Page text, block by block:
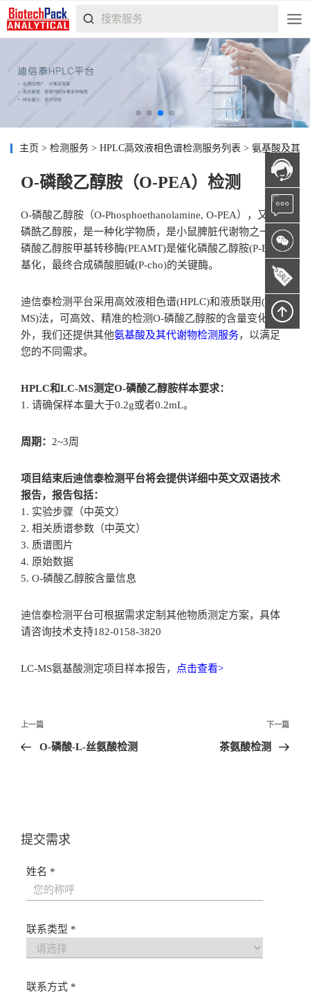
主页 > 检测服务 > HPLC高效液相色谱检测服务列表 > 氨基酸及其
O-磷酸乙醇胺（O-PEA）检测
O-磷酸乙醇胺（O-Phosphoethanolamine, O-PEA），又称为
磷酰乙醇胺，是一种化学物质，是小鼠脾脏代谢物之一。
磷酸乙醇胺甲基转移酶(PEAMT)是催化磷酸乙醇胺(P-EA)甲
基化，最终合成磷酸胆碱(P-cho)的关键酶。
迪信泰检测平台采用高效液相色谱(HPLC)和液质联用(LC-
MS)法，可高效、精准的检测O-磷酸乙醇胺的含量变化。此
外，我们还提供其他氨基酸及其代谢物检测服务，以满足
您的不同需求。
HPLC和LC-MS测定O-磷酸乙醇胺样本要求：
1. 请确保样本量大于0.2g或者0.2mL。
周期： 2~3周
项目结束后迪信泰检测平台将会提供详细中英文双语技术
报告，报告包括：
1. 实验步骤（中英文）
2. 相关质谱参数（中英文）
3. 质谱图片
4. 原始数据
5. O-磷酸乙醇胺含量信息
迪信泰检测平台可根据需求定制其他物质测定方案，具体
请咨询技术支持182-0158-3820
LC-MS氨基酸测定项目样本报告， 点击查看>
文
章
上一篇
O-磷酸-L-丝氨酸检测
下一篇
茶氨酸检测
提交需求
姓名 *
联系类型 *
联系方式 *